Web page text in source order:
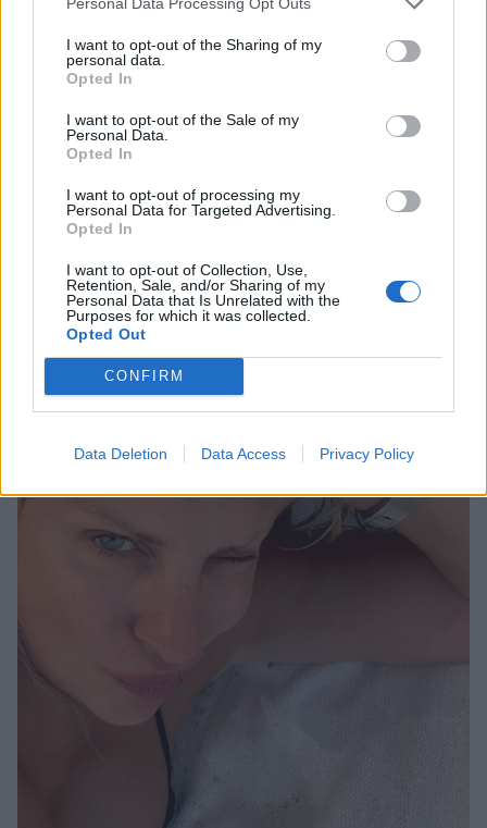
I want to opt-out of the Sharing of my
personal data.
Opted In
I want to opt-out of the Sale of my
Personal Data.
Opted In
I want to opt-out of processing my
Personal Data for Targeted Advertising.
Opted In
I want to opt-out of Collection, Use,
Retention, Sale, and/or Sharing of my
Personal Data that Is Unrelated with the
Purposes for which it was collected.
Opted Out
CONFIRM
Data Deletion Data Access Privacy Policy